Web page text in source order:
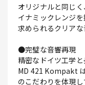
オリジナルと同じ
イナミックレンジ
求められるクリアな
●完璧な音響再現
精密なドイツ工学
MD 421 Kompakt
のこだわりを体現し